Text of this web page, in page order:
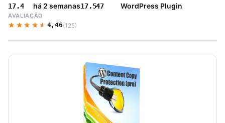
17.4 há 2 semanas17.547 WordPress Plugin
AVALIAÇÃO
★★★★★
★★★★★ 4,46(125)